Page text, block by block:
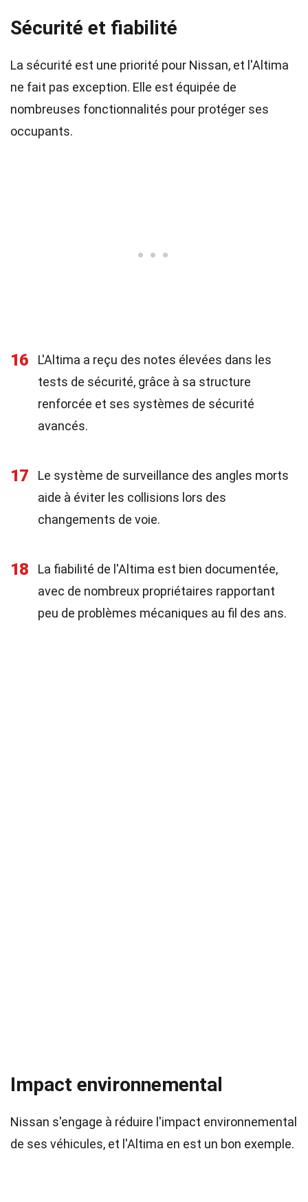
Sécurité et fiabilité
La sécurité est une priorité pour Nissan, et l'Altima
ne fait pas exception. Elle est équipée de
nombreuses fonctionnalités pour protéger ses
occupants.
16
L'Altima a reçu des notes élevées dans les
tests de sécurité, grâce à sa structure
renforcée et ses systèmes de sécurité
avancés.
17
Le système de surveillance des angles morts
aide à éviter les collisions lors des
changements de voie.
18
La fiabilité de l'Altima est bien documentée,
avec de nombreux propriétaires rapportant
peu de problèmes mécaniques au fil des ans.
Impact environnemental
Nissan s'engage à réduire l'impact environnemental
de ses véhicules, et l'Altima en est un bon exemple.